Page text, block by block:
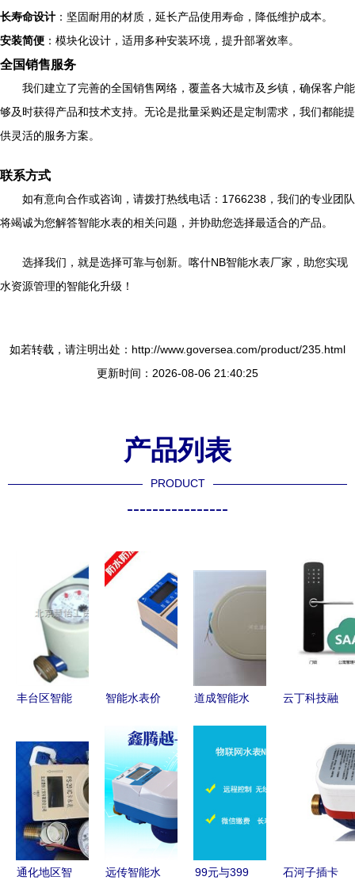
长寿命设计 ：坚固耐用的材质，延长产品使用寿命，降低维护成本。
安装简便 ：模块化设计，适用多种安装环境，提升部署效率。
全国销售服务
我们建立了完善的全国销售网络，覆盖各大城市及乡镇，确保客户能
够及时获得产品和技术支持。无论是批量采购还是定制需求，我们都能提
供灵活的服务方案。
联系方式
如有意向合作或咨询，请拨打热线电话：1766238，我们的专业团队
将竭诚为您解答智能水表的相关问题，并协助您选择最适合的产品。
选择我们，就是选择可靠与创新。喀什NB智能水表厂家，助您实现
水资源管理的智能化升级！
如若转载，请注明出处：http://www.goversea.com/product/235.html
更新时间：2026-08-06 21:40:25
产品列表
PRODUCT
----------------
丰台区智能
价解析与选
购指南
智能水表价
流品牌公寓
用型号报价
与选购建议
道成智能水
慧水务新篇
云丁科技融
跑智能家
居，以“智
能门锁界
iPhone”理
念构建安全
居住新生态
通化地区智 远传智能水 99元与399 石河子插卡